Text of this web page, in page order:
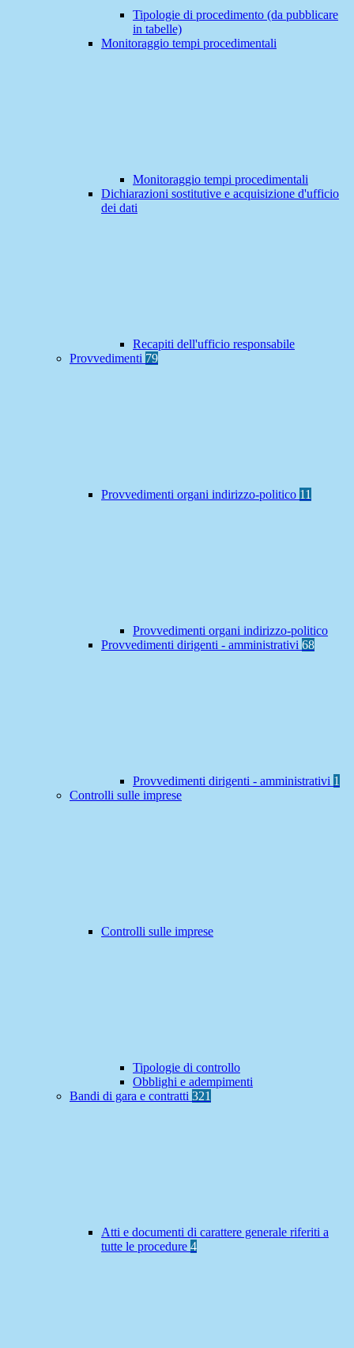
Tipologie di procedimento (da pubblicare
in tabelle)
Monitoraggio tempi procedimentali
Monitoraggio tempi procedimentali
Dichiarazioni sostitutive e acquisizione d'ufficio
dei dati
Recapiti dell'ufficio responsabile
Provvedimenti 79
Provvedimenti organi indirizzo-politico 11
Provvedimenti organi indirizzo-politico
Provvedimenti dirigenti - amministrativi 68
Provvedimenti dirigenti - amministrativi 1
Controlli sulle imprese
Controlli sulle imprese
Tipologie di controllo
Obblighi e adempimenti
Bandi di gara e contratti 321
Atti e documenti di carattere generale riferiti a
tutte le procedure 4